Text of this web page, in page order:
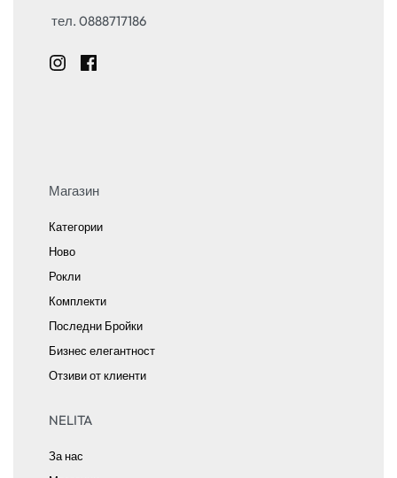
тел. 0888717186
Магазин
Категории
Ново
Рокли
Комплекти
Последни Бройки
Бизнес елегантност
Отзиви от клиенти
NELITA
За нас